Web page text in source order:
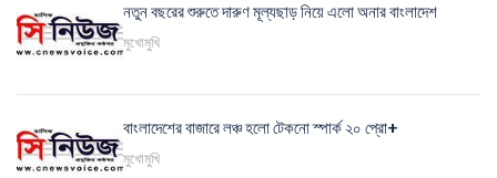
নতুন বছরের শুরুতে দারুণ মূল্যছাড় নিয়ে এলো অনার বাংলাদেশ
মুখোমুখি
বাংলাদেশের বাজারে লঞ্চ হলো টেকনো স্পার্ক ২০ প্রো+
মুখোমুখি